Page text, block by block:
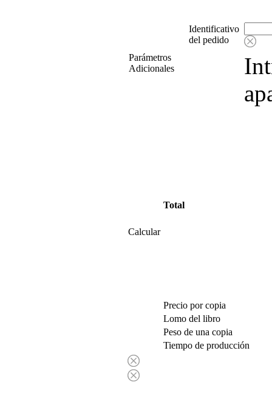
Parámetros
Adicionales
Identificativo
del pedido
Calcular
Total
Precio por copia
Lomo del libro
Peso de una copia
Tiempo de producción